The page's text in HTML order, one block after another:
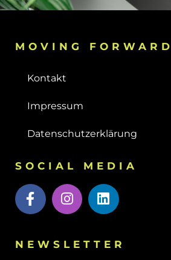
MOVING FORWARD
Kontakt
Impressum
Datenschutzerklärung
SOCIAL MEDIA
NEWSLETTER